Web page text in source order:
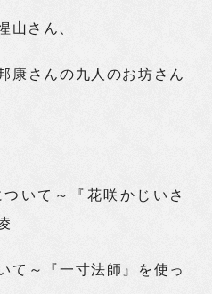
山さん、
康さんの九人のお坊さん
いて～『花咲かじいさ
～『一寸法師』を使っ